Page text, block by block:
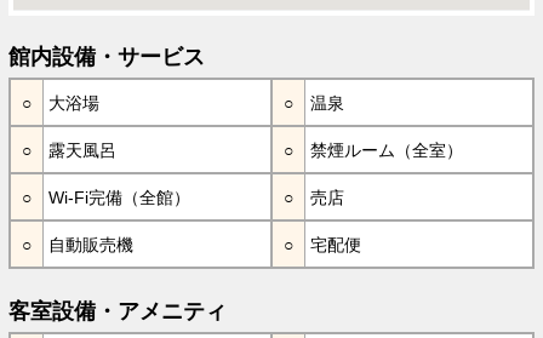
館内設備・サービス
大浴場 温泉
露天風呂 禁煙ルーム（全室）
Wi-Fi完備（全館） 売店
自動販売機 宅配便
客室設備・アメニティ